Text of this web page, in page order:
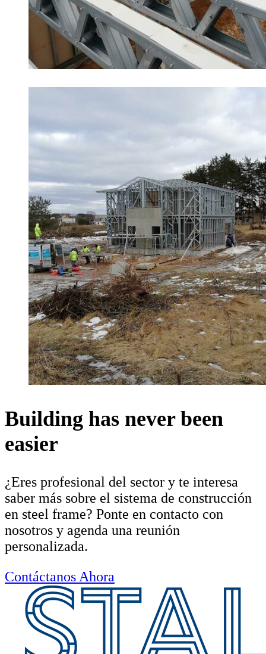
Building has never been
easier
¿Eres profesional del sector y te interesa
saber más sobre el sistema de construcción
en steel frame? Ponte en contacto con
nosotros y agenda una reunión
personalizada.
Contáctanos Ahora